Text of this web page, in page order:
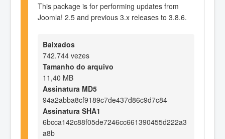
This package is for performing updates from
Joomla! 2.5 and previous 3.x releases to 3.8.6.
Baixados
742.744 vezes
Tamanho do arquivo
11,40 MB
Assinatura MD5
94a2abba8cf9189c7de437d86c9d7c84
Assinatura SHA1
6bcca142c88f05de7246cc661390455d222a3
a8b